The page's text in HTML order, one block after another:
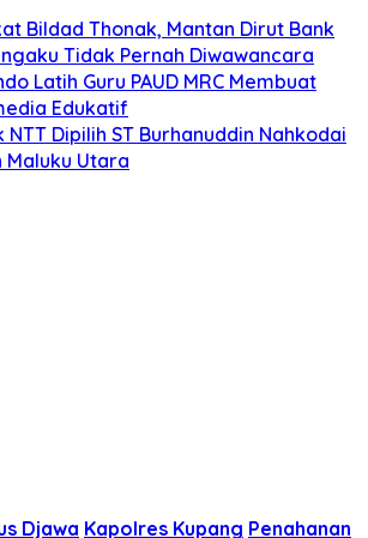
Bildad Thonak, Mantan Dirut Bank
Tidak Pernah Diwawancara
Latih Guru PAUD MRC Membuat
Edukatif
NTT Dipilih ST Burhanuddin Nahkodai
Maluku Utara
Djawa Kapolres Kupang Penahanan